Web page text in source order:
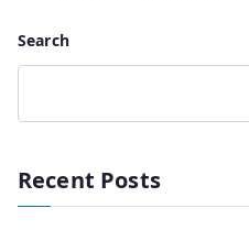
Search
Recent Posts